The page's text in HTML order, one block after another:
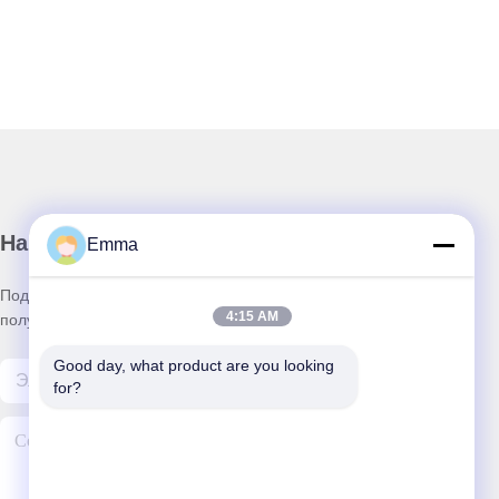
Наш бюллетень
Подпишитесь на нашу информационную рассылку для
получения скидок и прочего.
Emma
4:15 AM
Good day, what product are you looking
for?